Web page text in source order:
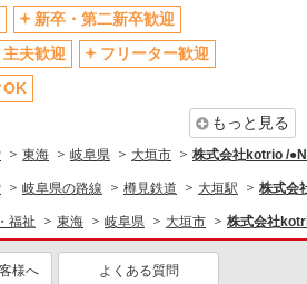
新卒・第二新卒歓迎
夫歓迎
フリーター歓迎
OK
もっと見る
東海 岐阜県 大垣市 株式会社kotrio /
岐阜県の路線 樽見鉄道 大垣駅 株式会
福祉 東海 岐阜県 大垣市 株式会社
様へ よくある質問